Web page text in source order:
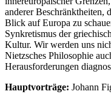
anderer Beschränktheiten,
Blick auf Europa zu
Synkretismus der
Kultur. Wir werden uns
Nietzsches Philosophie
Herausforderungen
Hauptvorträge: Johann